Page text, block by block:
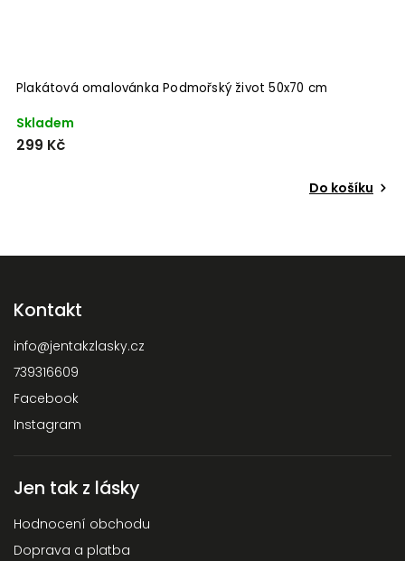
Plakátová omalovánka Podmořský život 50x70 cm
Skladem
299 Kč
Do košíku
Kontakt
info@jentakzlasky.cz
739316609
Facebook
Instagram
Jen tak z lásky
Hodnocení obchodu
Doprava a platba